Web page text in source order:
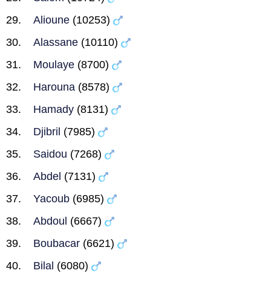
Alioune (10253)
Alassane (10110)
Moulaye (8700)
Harouna (8578)
Hamady (8131)
Djibril (7985)
Saidou (7268)
Abdel (7131)
Yacoub (6985)
Abdoul (6667)
Boubacar (6621)
Bilal (6080)